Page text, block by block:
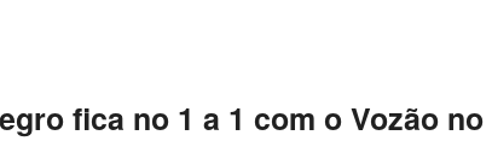
fica no 1 a 1 com o Vozão